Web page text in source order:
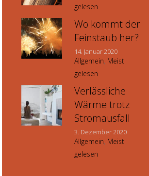
gelesen
Wo kommt der
Feinstaub her?
14. Januar 2020
Allgemein, Meist
gelesen
Verlässliche
Wärme trotz
Stromausfall
3. Dezember 2020
Allgemein, Meist
gelesen